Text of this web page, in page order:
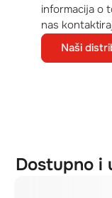
informacija o
nas
Naši
Dostupno i